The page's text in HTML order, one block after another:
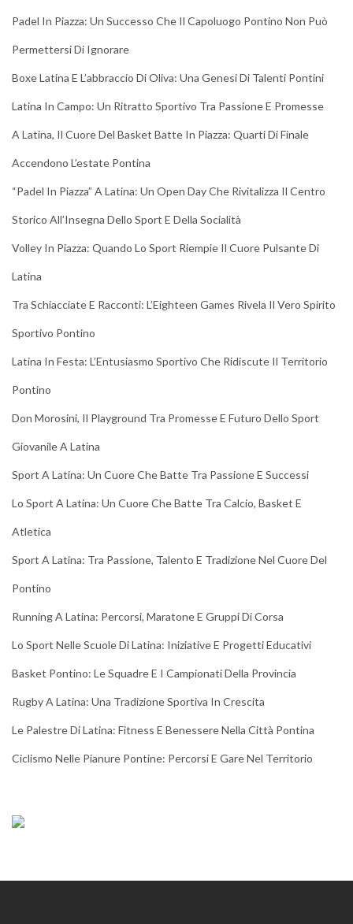
Padel In Piazza: Un Successo Che Il Capoluogo Pontino Non Può
Permettersi Di Ignorare
Boxe Latina E L’abbraccio Di Oliva: Una Genesi Di Talenti Pontini
Latina In Campo: Un Ritratto Sportivo Tra Passione E Promesse
A Latina, Il Cuore Del Basket Batte In Piazza: Quarti Di Finale
Accendono L’estate Pontina
“Padel In Piazza” A Latina: Un Open Day Che Rivitalizza Il Centro
Storico All’Insegna Dello Sport E Della Socialità
Volley In Piazza: Quando Lo Sport Riempie Il Cuore Pulsante Di
Latina
Tra Schiacciate E Racconti: L’Eighteen Games Rivela Il Vero Spirito
Sportivo Pontino
Latina In Festa: L’Entusiasmo Sportivo Che Ridiscute Il Territorio
Pontino
Don Morosini, Il Playground Tra Promesse E Futuro Dello Sport
Giovanile A Latina
Sport A Latina: Un Cuore Che Batte Tra Passione E Successi
Lo Sport A Latina: Un Cuore Che Batte Tra Calcio, Basket E
Atletica
Sport A Latina: Tra Passione, Talento E Tradizione Nel Cuore Del
Pontino
Running A Latina: Percorsi, Maratone E Gruppi Di Corsa
Lo Sport Nelle Scuole Di Latina: Iniziative E Progetti Educativi
Basket Pontino: Le Squadre E I Campionati Della Provincia
Rugby A Latina: Una Tradizione Sportiva In Crescita
Le Palestre Di Latina: Fitness E Benessere Nella Città Pontina
Ciclismo Nelle Pianure Pontine: Percorsi E Gare Nel Territorio